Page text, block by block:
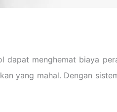
menghemat biaya
yang mahal. Dengan